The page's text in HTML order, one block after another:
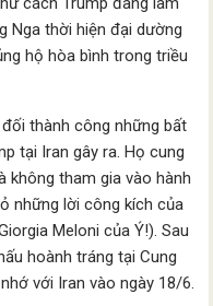
Nga thời hiện đại dường
hộ hòa bình trong triều
thành công những bất
tại Iran gây ra. Họ cung
không tham gia vào hành
những lời công kích của
Meloni của Ý!). Sau
hoành tráng tại Cung
với Iran vào ngày 18/6.